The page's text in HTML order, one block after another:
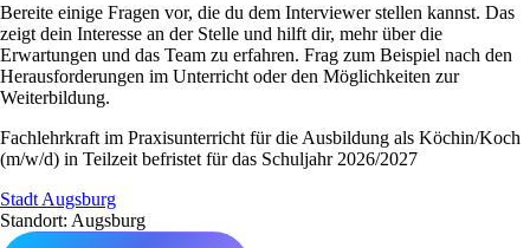
Bereite einige Fragen vor, die du dem Interviewer stellen kannst. Das
zeigt dein Interesse an der Stelle und hilft dir, mehr über die
Erwartungen und das Team zu erfahren. Frag zum Beispiel nach den
Herausforderungen im Unterricht oder den Möglichkeiten zur
Weiterbildung.
Fachlehrkraft im Praxisunterricht für die Ausbildung als Köchin/Koch
(m/w/d) in Teilzeit befristet für das Schuljahr 2026/2027
Stadt Augsburg
Standort: Augsburg